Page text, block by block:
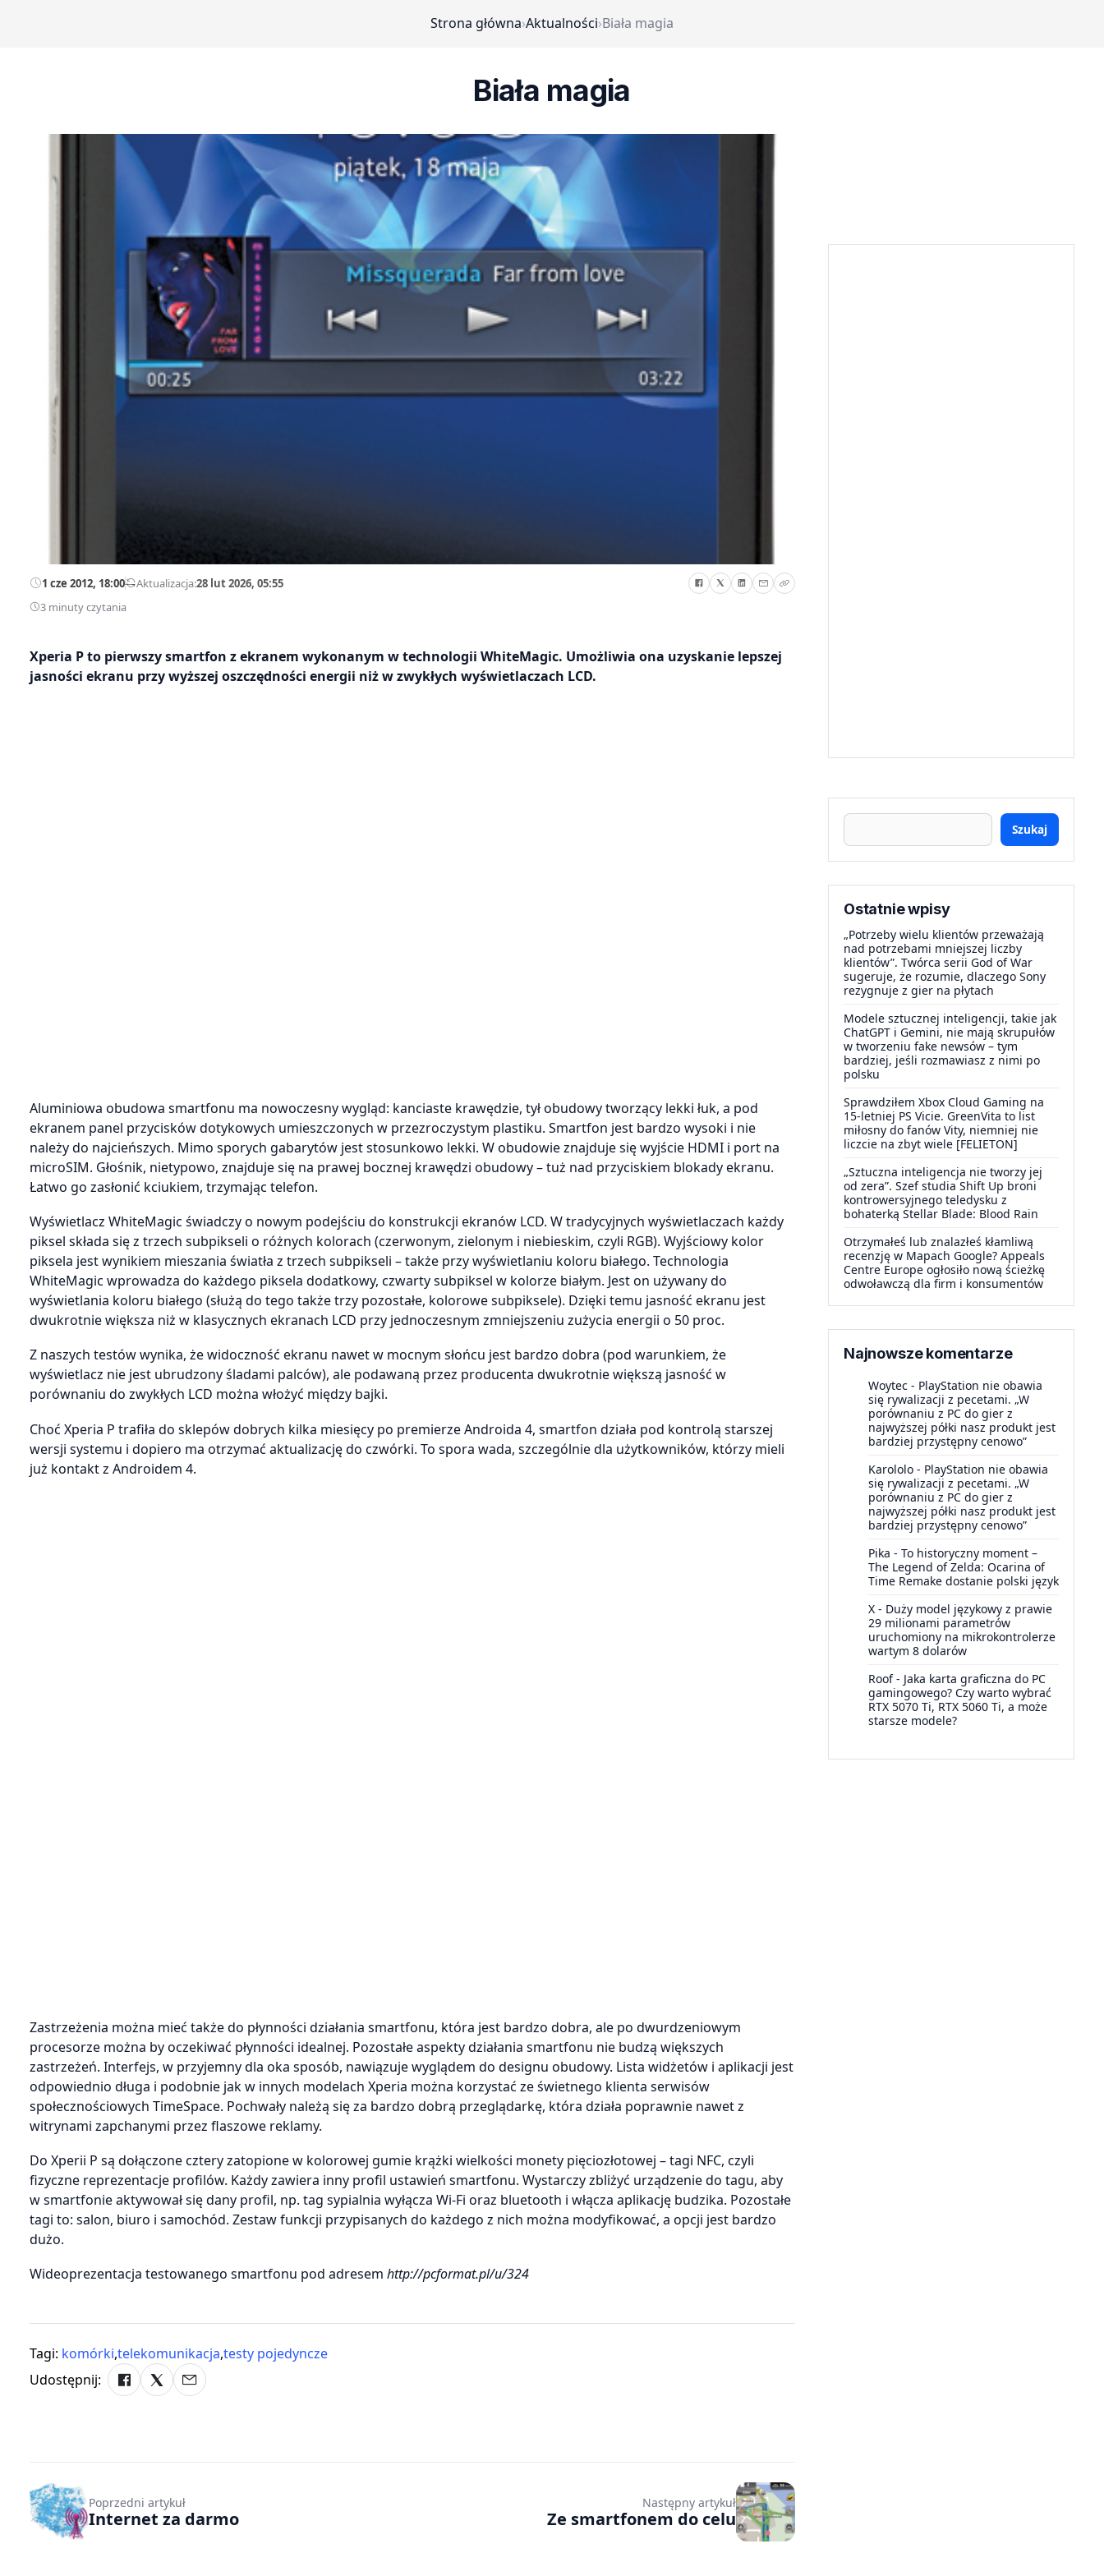
Strona główna›Aktualności›Biała magia
Biała magia
1 cze 2012, 18:00—Aktualizacja:28 lut 2026, 05:55
3 minuty czytania
Xperia P to pierwszy smartfon z ekranem wykonanym w technologii WhiteMagic. Umożliwia ona uzyskanie lepszej
jasności ekranu przy wyższej oszczędności energii niż w zwykłych wyświetlaczach LCD.
Aluminiowa obudowa smartfonu ma nowoczesny wygląd: kanciaste krawędzie, tył obudowy tworzący lekki łuk, a pod
ekranem panel przycisków dotykowych umieszczonych w przezroczystym plastiku. Smartfon jest bardzo wysoki i nie
należy do najcieńszych. Mimo sporych gabarytów jest stosunkowo lekki. W obudowie znajduje się wyjście HDMI i port na
microSIM. Głośnik, nietypowo, znajduje się na prawej bocznej krawędzi obudowy – tuż nad przyciskiem blokady ekranu.
Łatwo go zasłonić kciukiem, trzymając telefon.
Wyświetlacz WhiteMagic świadczy o nowym podejściu do konstrukcji ekranów LCD. W tradycyjnych wyświetlaczach każdy
piksel składa się z trzech subpikseli o różnych kolorach (czerwonym, zielonym i niebieskim, czyli RGB). Wyjściowy kolor
piksela jest wynikiem mieszania światła z trzech subpikseli – także przy wyświetlaniu koloru białego. Technologia
WhiteMagic wprowadza do każdego piksela dodatkowy, czwarty subpiksel w kolorze białym. Jest on używany do
wyświetlania koloru białego (służą do tego także trzy pozostałe, kolorowe subpiksele). Dzięki temu jasność ekranu jest
dwukrotnie większa niż w klasycznych ekranach LCD przy jednoczesnym zmniejszeniu zużycia energii o 50 proc.
Z naszych testów wynika, że widoczność ekranu nawet w mocnym słońcu jest bardzo dobra (pod warunkiem, że
wyświetlacz nie jest ubrudzony śladami palców), ale podawaną przez producenta dwukrotnie większą jasność w
porównaniu do zwykłych LCD można włożyć między bajki.
Choć Xperia P trafiła do sklepów dobrych kilka miesięcy po premierze Androida 4, smartfon działa pod kontrolą starszej
wersji systemu i dopiero ma otrzymać aktualizację do czwórki. To spora wada, szczególnie dla użytkowników, którzy mieli
już kontakt z Androidem 4.
Zastrzeżenia można mieć także do płynności działania smartfonu, która jest bardzo dobra, ale po dwurdzeniowym
procesorze można by oczekiwać płynności idealnej. Pozostałe aspekty działania smartfonu nie budzą większych
zastrzeżeń. Interfejs, w przyjemny dla oka sposób, nawiązuje wyglądem do designu obudowy. Lista widżetów i aplikacji jest
odpowiednio długa i podobnie jak w innych modelach Xperia można korzystać ze świetnego klienta serwisów
społecznościowych TimeSpace. Pochwały należą się za bardzo dobrą przeglądarkę, która działa poprawnie nawet z
witrynami zapchanymi przez flaszowe reklamy.
Do Xperii P są dołączone cztery zatopione w kolorowej gumie krążki wielkości monety pięciozłotowej – tagi NFC, czyli
fizyczne reprezentacje profilów. Każdy zawiera inny profil ustawień smartfonu. Wystarczy zbliżyć urządzenie do tagu, aby
w smartfonie aktywował się dany profil, np. tag sypialnia wyłącza Wi-Fi oraz bluetooth i włącza aplikację budzika. Pozostałe
tagi to: salon, biuro i samochód. Zestaw funkcji przypisanych do każdego z nich można modyfikować, a opcji jest bardzo
dużo.
Wideoprezentacja testowanego smartfonu pod adresem http://pcformat.pl/u/324
Tagi: komórki,telekomunikacja,testy pojedyncze
Udostępnij:
Szukaj
Ostatnie wpisy
„Potrzeby wielu klientów przeważają
nad potrzebami mniejszej liczby
klientów”. Twórca serii God of War
sugeruje, że rozumie, dlaczego Sony
rezygnuje z gier na płytach
Modele sztucznej inteligencji, takie jak
ChatGPT i Gemini, nie mają skrupułów
w tworzeniu fake newsów – tym
bardziej, jeśli rozmawiasz z nimi po
polsku
Sprawdziłem Xbox Cloud Gaming na
15-letniej PS Vicie. GreenVita to list
miłosny do fanów Vity, niemniej nie
liczcie na zbyt wiele [FELIETON]
„Sztuczna inteligencja nie tworzy jej
od zera”. Szef studia Shift Up broni
kontrowersyjnego teledysku z
bohaterką Stellar Blade: Blood Rain
Otrzymałeś lub znalazłeś kłamliwą
recenzję w Mapach Google? Appeals
Centre Europe ogłosiło nową ścieżkę
odwoławczą dla firm i konsumentów
Najnowsze komentarze
Woytec - PlayStation nie obawia
się rywalizacji z pecetami. „W
porównaniu z PC do gier z
najwyższej półki nasz produkt jest
bardziej przystępny cenowo”
Karololo - PlayStation nie obawia
się rywalizacji z pecetami. „W
porównaniu z PC do gier z
najwyższej półki nasz produkt jest
bardziej przystępny cenowo”
Pika - To historyczny moment –
The Legend of Zelda: Ocarina of
Time Remake dostanie polski język
X - Duży model językowy z prawie
29 milionami parametrów
uruchomiony na mikrokontrolerze
wartym 8 dolarów
Roof- Jaka karta graficzna do PC
gamingowego? Czy warto wybrać
RTX 5070 Ti, RTX 5060 Ti, a może
starsze modele?
Poprzedni artykuł
Internet za darmo
Następny artykuł
Ze smartfonem do celu